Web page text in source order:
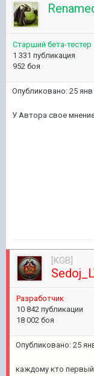
Старший бета-тестер
1 331 публикация
952 боя
Опубликовано: 25 янв
У Автора свое
[KGB]
Pазработчик
10 842 публикации
18 002 боя
Опубликовано: 25
каждому кто